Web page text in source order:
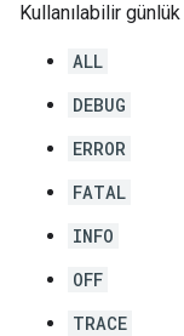
Kullanılabilir
ALL
DEBUG
ERROR
FATAL
INFO
OFF
TRACE